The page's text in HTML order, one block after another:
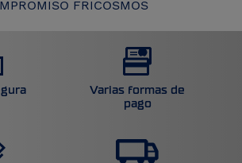
FRICOSMOS
Varias formas de
pago